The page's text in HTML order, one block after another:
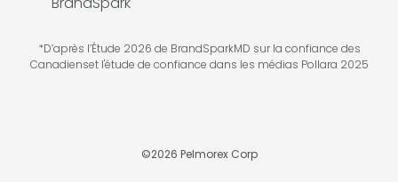
*D’après l’Étude 2026 de BrandSparkMD sur la confiance des
Canadienset l'étude de confiance dans les médias Pollara 2025
©2026 Pelmorex Corp